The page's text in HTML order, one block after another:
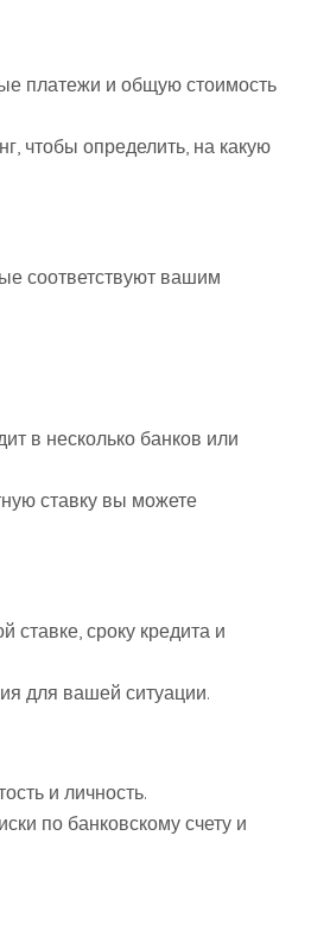
платежи и общую стоимость
чтобы определить, на какую
соответствуют вашим
в несколько банков или
ставку вы можете
сроку кредита и
для вашей ситуации.
и личность.
по банковскому счету и